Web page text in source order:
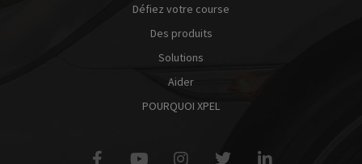
Défiez votre course
Des produits
Solutions
Aider
POURQUOI XPEL